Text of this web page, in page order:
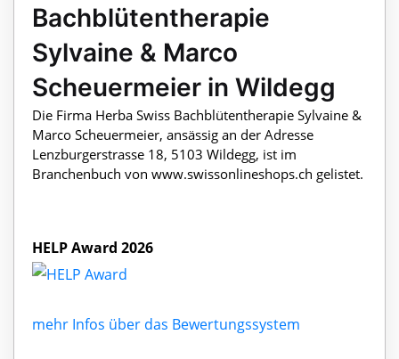
Bachblütentherapie
Sylvaine & Marco
Scheuermeier in Wildegg
Die Firma Herba Swiss Bachblütentherapie Sylvaine &
Marco Scheuermeier, ansässig an der Adresse
Lenzburgerstrasse 18, 5103 Wildegg, ist im
Branchenbuch von www.swissonlineshops.ch gelistet.
HELP Award 2026
mehr Infos über das Bewertungssystem